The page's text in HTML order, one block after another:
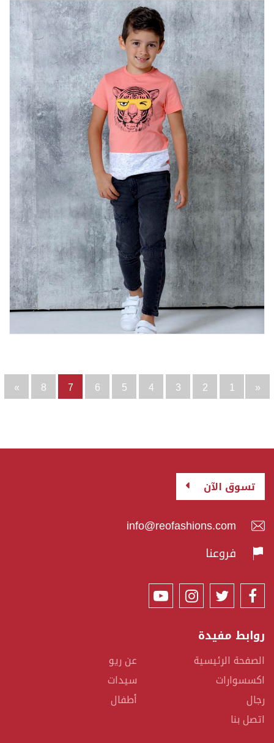
«
1
2
3
4
5
6
7
8
»
تسوق الآن
info@reofashions.com
فروعنا
روابط مفيدة
الصفحة الرئيسية
عن ريو
اكسسوارات
سيدات
رجال
أطفال
اتصل بنا